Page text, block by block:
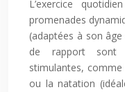
L’exercice
promenades
(adaptées à son
de rapport sont
stimulantes, comme
ou la natation